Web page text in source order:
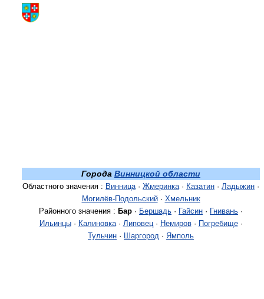
Города Винницкой области
Областного значения : Винница· Жмеринка· Казатин · Ладыжин ·
Могилёв-Подольский· Хмельник
Районного значения : Бар · Бершадь · Гайсин · Гнивань ·
Ильинцы· Калиновка· Липовец· Немиров· Погребище·
Тульчин · Шаргород · Ямполь